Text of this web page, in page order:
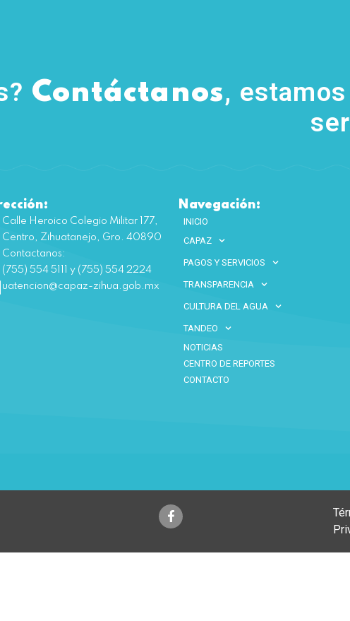
Contáctanos,
Calle Heroico Colegio Militar 177,
Centro, Zihuatanejo, Gro. 40890
Contactanos:
(755) 554 5111 y (755) 554 2224
uatencion@capaz-zihua.gob.mx
Navegación:
INICIO
CAPAZ
PAGOS Y SERVICIOS
TRANSPARENCIA
CULTURA DEL AGUA
TANDEO
NOTICIAS
CENTRO DE REPORTES
CONTACTO